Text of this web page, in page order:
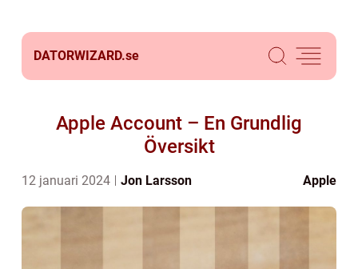
DATORWIZARD.se
Apple Account – En Grundlig
Översikt
12 januari 2024 Jon Larsson Apple